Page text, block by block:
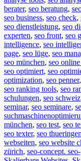
berater, seo beratung,
seo business, seo check,
seo dienstleistung, seo
experten, seo front, seo
intelligence, seo
page, seo lüge, seo
seo münchen, seo
seo optimiert, seo
optimization, seo penner,
seo ranking tools, seo
schulungen, seo schweiz
seminar, seo seminare,
münchen, seo test, seo
seo texter, seo thueringen
webseiten, seo website
zürich, seo-concept.